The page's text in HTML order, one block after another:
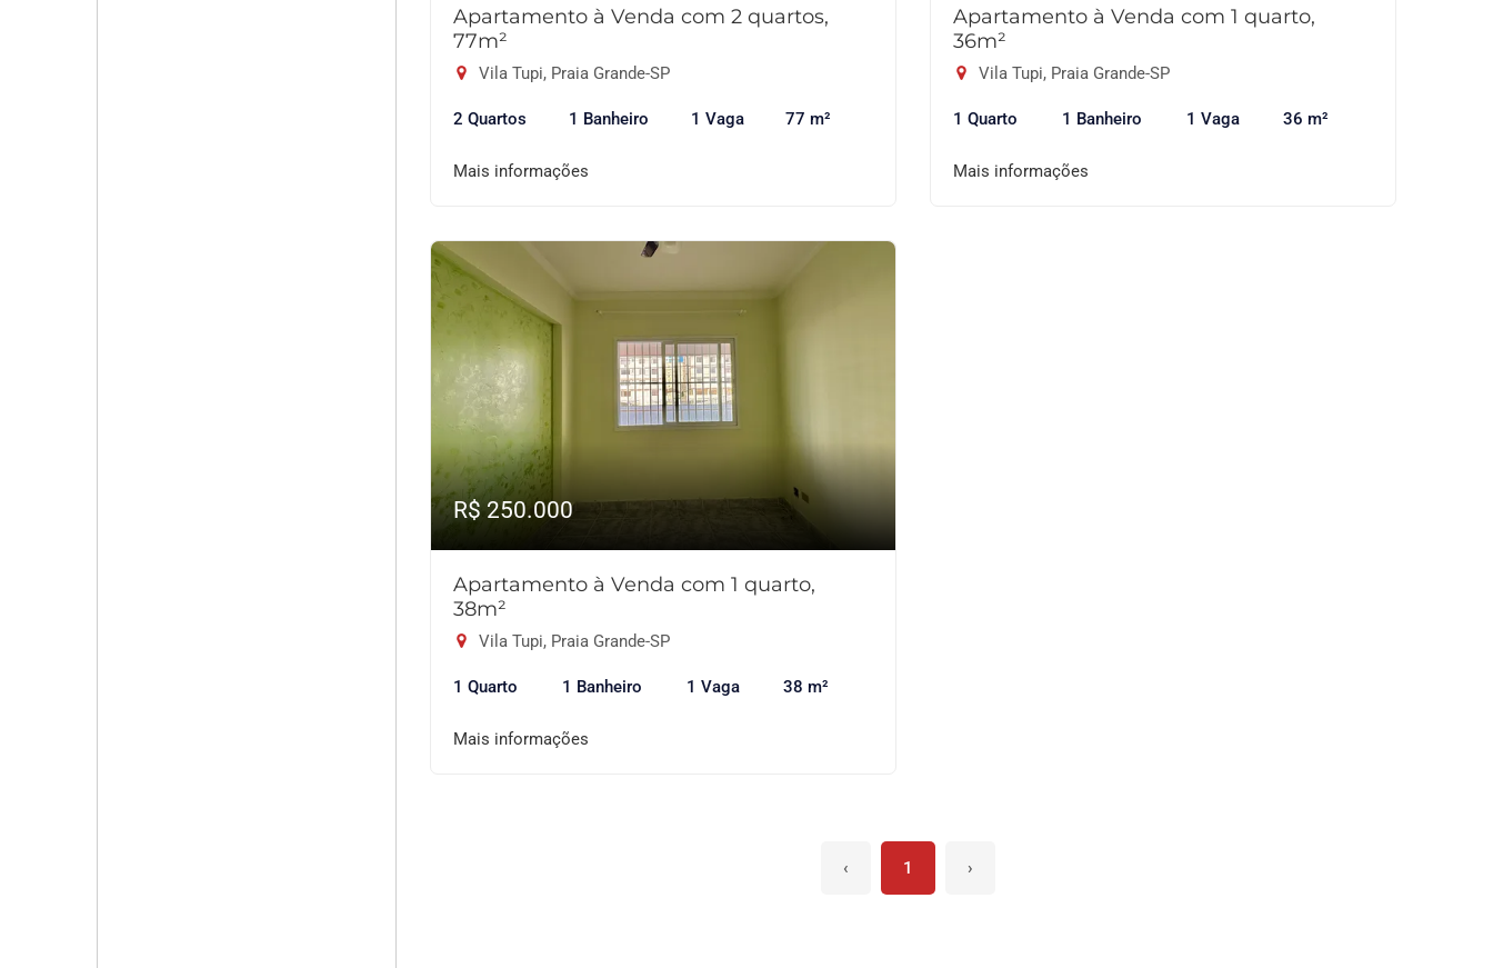
Apartamento à Venda com 2 quartos,
77m²
Vila Tupi, Praia Grande-SP
2 Quartos 1 Banheiro 1 Vaga 77 m²
Mais informações
Apartamento à Venda com 1 quarto,
36m²
Vila Tupi, Praia Grande-SP
1 Quarto 1 Banheiro 1 Vaga 36 m²
Mais informações
R$ 250.000
Apartamento à Venda com 1 quarto,
38m²
Vila Tupi, Praia Grande-SP
1 Quarto 1 Banheiro 1 Vaga 38 m²
Mais informações
‹ 1 ›